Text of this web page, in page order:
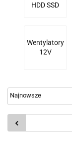
HDD SSD
Wentylatory
12V